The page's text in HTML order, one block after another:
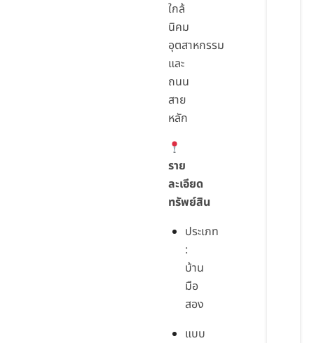
ใกล้
นิคม
อุตสาหกรรม
และ
ถนน
สาย
หลัก
ราย
ละเอียด
ทรัพย์สิน
ประเภท
:
บ้าน
มือ
สอง
แบบ